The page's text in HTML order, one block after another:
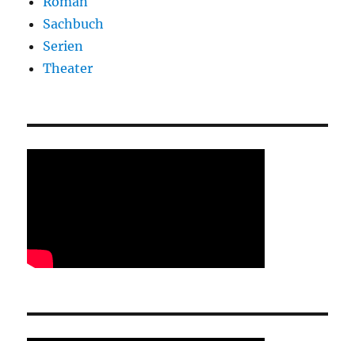
Sachbuch
Serien
Theater